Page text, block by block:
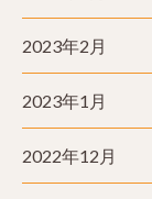
2023年2月
2023年1月
2022年12月